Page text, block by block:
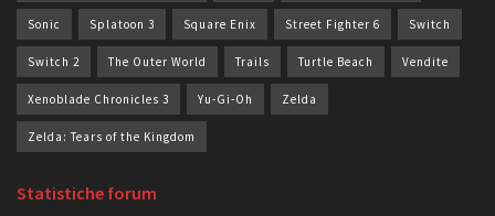
Sonic Splatoon 3 Square Enix Street Fighter 6 Switch
Switch 2 The Outer World Trails Turtle Beach Vendite
Xenoblade Chronicles 3 Yu-Gi-Oh Zelda
Zelda: Tears of the Kingdom
Statistiche forum